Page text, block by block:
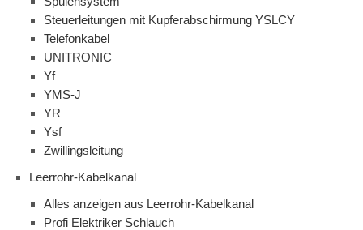
Steuerleitungen mit Kupferabschirmung YSLCY
Telefonkabel
UNITRONIC
Yf
YMS-J
YR
Ysf
Zwillingsleitung
Leerrohr-Kabelkanal
Alles anzeigen aus Leerrohr-Kabelkanal
Profi Elektriker Schlauch